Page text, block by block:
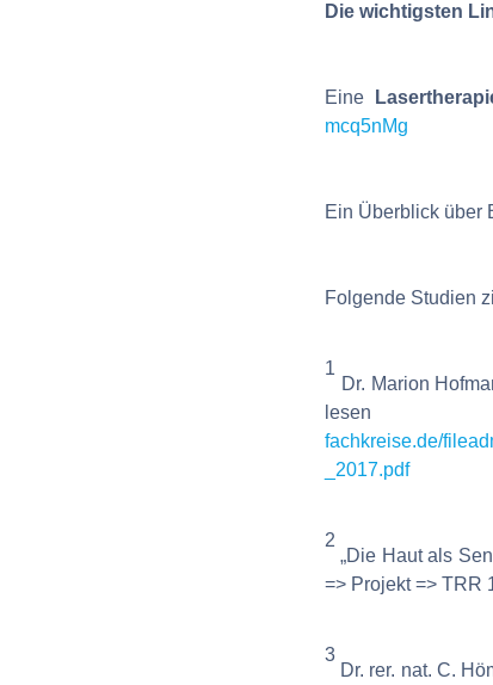
Die wichtigsten
Eine
mcq5nMg
Ein Überblick über
Folgende Studien
1
Dr. Marion
fachkreise.de/
_2017.pdf
2
„Die Haut als
=> Projekt => TRR
3
Dr. rer. nat. C.